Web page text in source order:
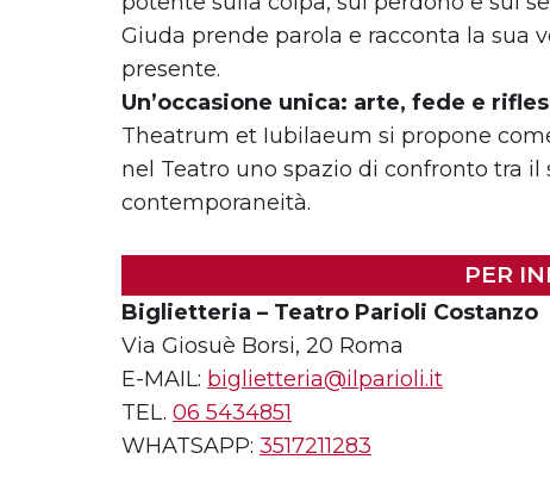
Giuda prende parola e racconta la sua
presente.
Un’occasione unica: arte, fede e
Theatrum et Iubilaeum si propone
nel Teatro uno spazio di confronto tra
contemporaneità.
PER
Biglietteria – Teatro Parioli Costanzo
Via Giosuè Borsi, 20 Roma
E-MAIL: biglietteria@ilparioli.it
TEL. 06 5434851
WHATSAPP: 3517211283